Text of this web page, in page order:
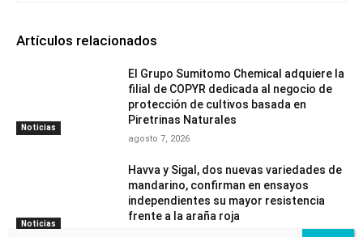
Artículos relacionados
Noticias
El Grupo Sumitomo Chemical adquiere la
filial de COPYR dedicada al negocio de
protección de cultivos basada en
Piretrinas Naturales
agosto 7, 2026
Noticias
Havva y Sigal, dos nuevas variedades de
mandarino, confirman en ensayos
independientes su mayor resistencia
frente a la araña roja